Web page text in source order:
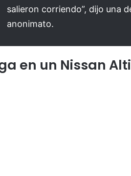
salieron corriendo”, dijo una
anonimato.
en un Nissan